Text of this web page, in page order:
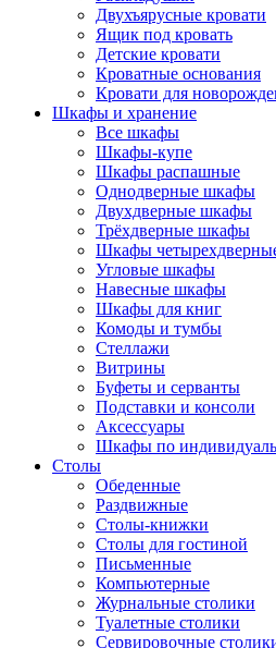
Двухъярусные кровати
Ящик под кровать
Детские кровати
Кроватные основания
Кровати для
Шкафы и хранение
Все шкафы
Шкафы-купе
Шкафы распашные
Однодверные шкафы
Двухдверные шкафы
Трёхдверные шкафы
Шкафы
Угловые шкафы
Навесные шкафы
Шкафы для книг
Комоды и тумбы
Стеллажи
Витрины
Буфеты и серванты
Подставки и консоли
Аксессуары
Шкафы по
Столы
Обеденные
Раздвижные
Столы-книжки
Столы для гостиной
Письменные
Компьютерные
Журнальные столики
Туалетные столики
Сервировочные